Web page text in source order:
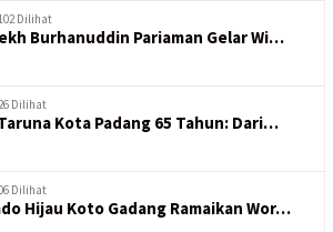
Dilihat
Burhanuddin Pariaman Gelar Wi…
Dilihat
Kota Padang 65 Tahun: Dari…
Dilihat
Hijau Koto Gadang Ramaikan Wor…